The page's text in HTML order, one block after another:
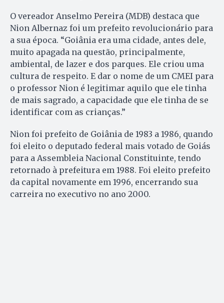
O vereador Anselmo Pereira (MDB) destaca que
Nion Albernaz foi um prefeito revolucionário para
a sua época. “Goiânia era uma cidade, antes dele,
muito apagada na questão, principalmente,
ambiental, de lazer e dos parques. Ele criou uma
cultura de respeito. E dar o nome de um CMEI para
o professor Nion é legitimar aquilo que ele tinha
de mais sagrado, a capacidade que ele tinha de se
identificar com as crianças.”
Nion foi prefeito de Goiânia de 1983 a 1986, quando
foi eleito o deputado federal mais votado de Goiás
para a Assembleia Nacional Constituinte, tendo
retornado à prefeitura em 1988. Foi eleito prefeito
da capital novamente em 1996, encerrando sua
carreira no executivo no ano 2000.